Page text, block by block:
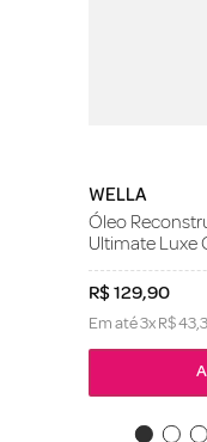
WELLA
Óleo
Ultimate Luxe
R$129,90
Em até3xR$43,